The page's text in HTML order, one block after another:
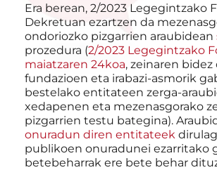
Era berean, 2/2023 Legegintzako
Dekretuan ezartzen da
ondoriozko pizgarrien araubidean
prozedura (2/2023 Legegintzako
maiatzaren 24koa, zeinaren
fundazioen eta irabazi-asmorik
bestelako entitateen zerga-
xedapenen eta mezenasgorako
pizgarrien testu bategina).
onuradun diren entitateek
publikoen onuradunei ezarritako
betebeharrak ere bete behar